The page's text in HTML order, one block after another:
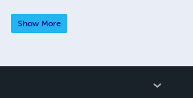
Show More